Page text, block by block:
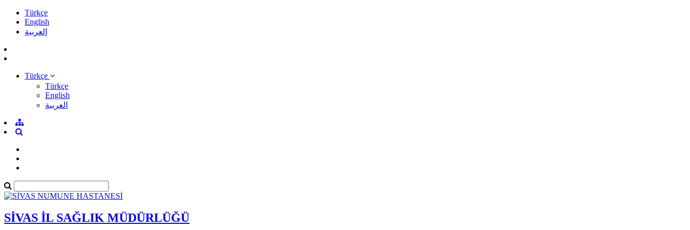
Türkçe
English
العربية
Türkçe
Türkçe
English
العربية
SİVAS İL SAĞLIK MÜDÜRLÜĞÜ